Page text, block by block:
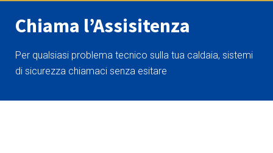
Chiama l’Assisitenza
Per qualsiasi problema tecnico sulla tua caldaia, sistemi
di sicurezza chiamaci senza esitare